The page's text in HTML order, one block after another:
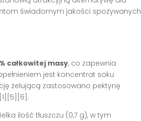
świadomym jakości spożywanych
całkowitej masy, co zapewnia
jest koncentrat soku
żelującą zastosowano pektynę
ilość tłuszczu (0,7 g), w tym